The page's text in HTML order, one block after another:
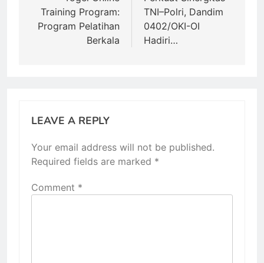
Training Program:
Program Pelatihan
Berkala
TNI–Polri, Dandim
0402/OKI-OI
Hadiri…
LEAVE A REPLY
Your email address will not be published.
Required fields are marked *
Comment *